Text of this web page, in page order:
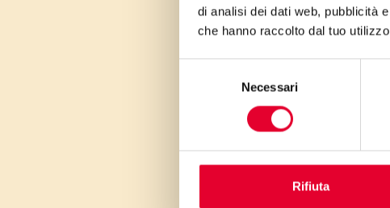
di analisi dei dati web, pubblicità
che hanno raccolto dal tuo
Necessari
Rifiuta